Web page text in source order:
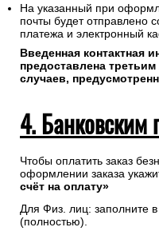
На указанный при
почты будет отправлено
платежа и электронный
Введенная контактная
предоставлена
случаев,
4. Банковским
Чтобы оплатить заказ
оформлении заказа
счёт на оплату»
Для Физ. лиц: заполните
(полностью).